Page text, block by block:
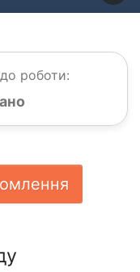
роботи: